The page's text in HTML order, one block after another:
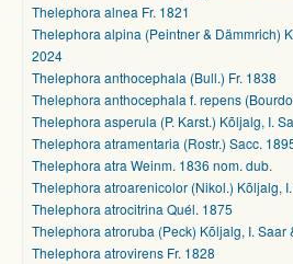
Thelephora alnea Fr. 1821
Thelephora alpina (Peintner & Dämmrich)
2024
Thelephora anthocephala (Bull.) Fr. 1838
Thelephora anthocephala f. repens
Thelephora asperula (P. Karst.) Kõljalg, I.
Thelephora atramentaria (Rostr.) Sacc.
Thelephora atra Weinm. 1836 nom. dub.
Thelephora atroarenicolor (Nikol.) Kõljalg,
Thelephora atrocitrina Quél. 1875
Thelephora atroruba (Peck) Kõljalg, I. Saar
Thelephora atrovirens Fr. 1828